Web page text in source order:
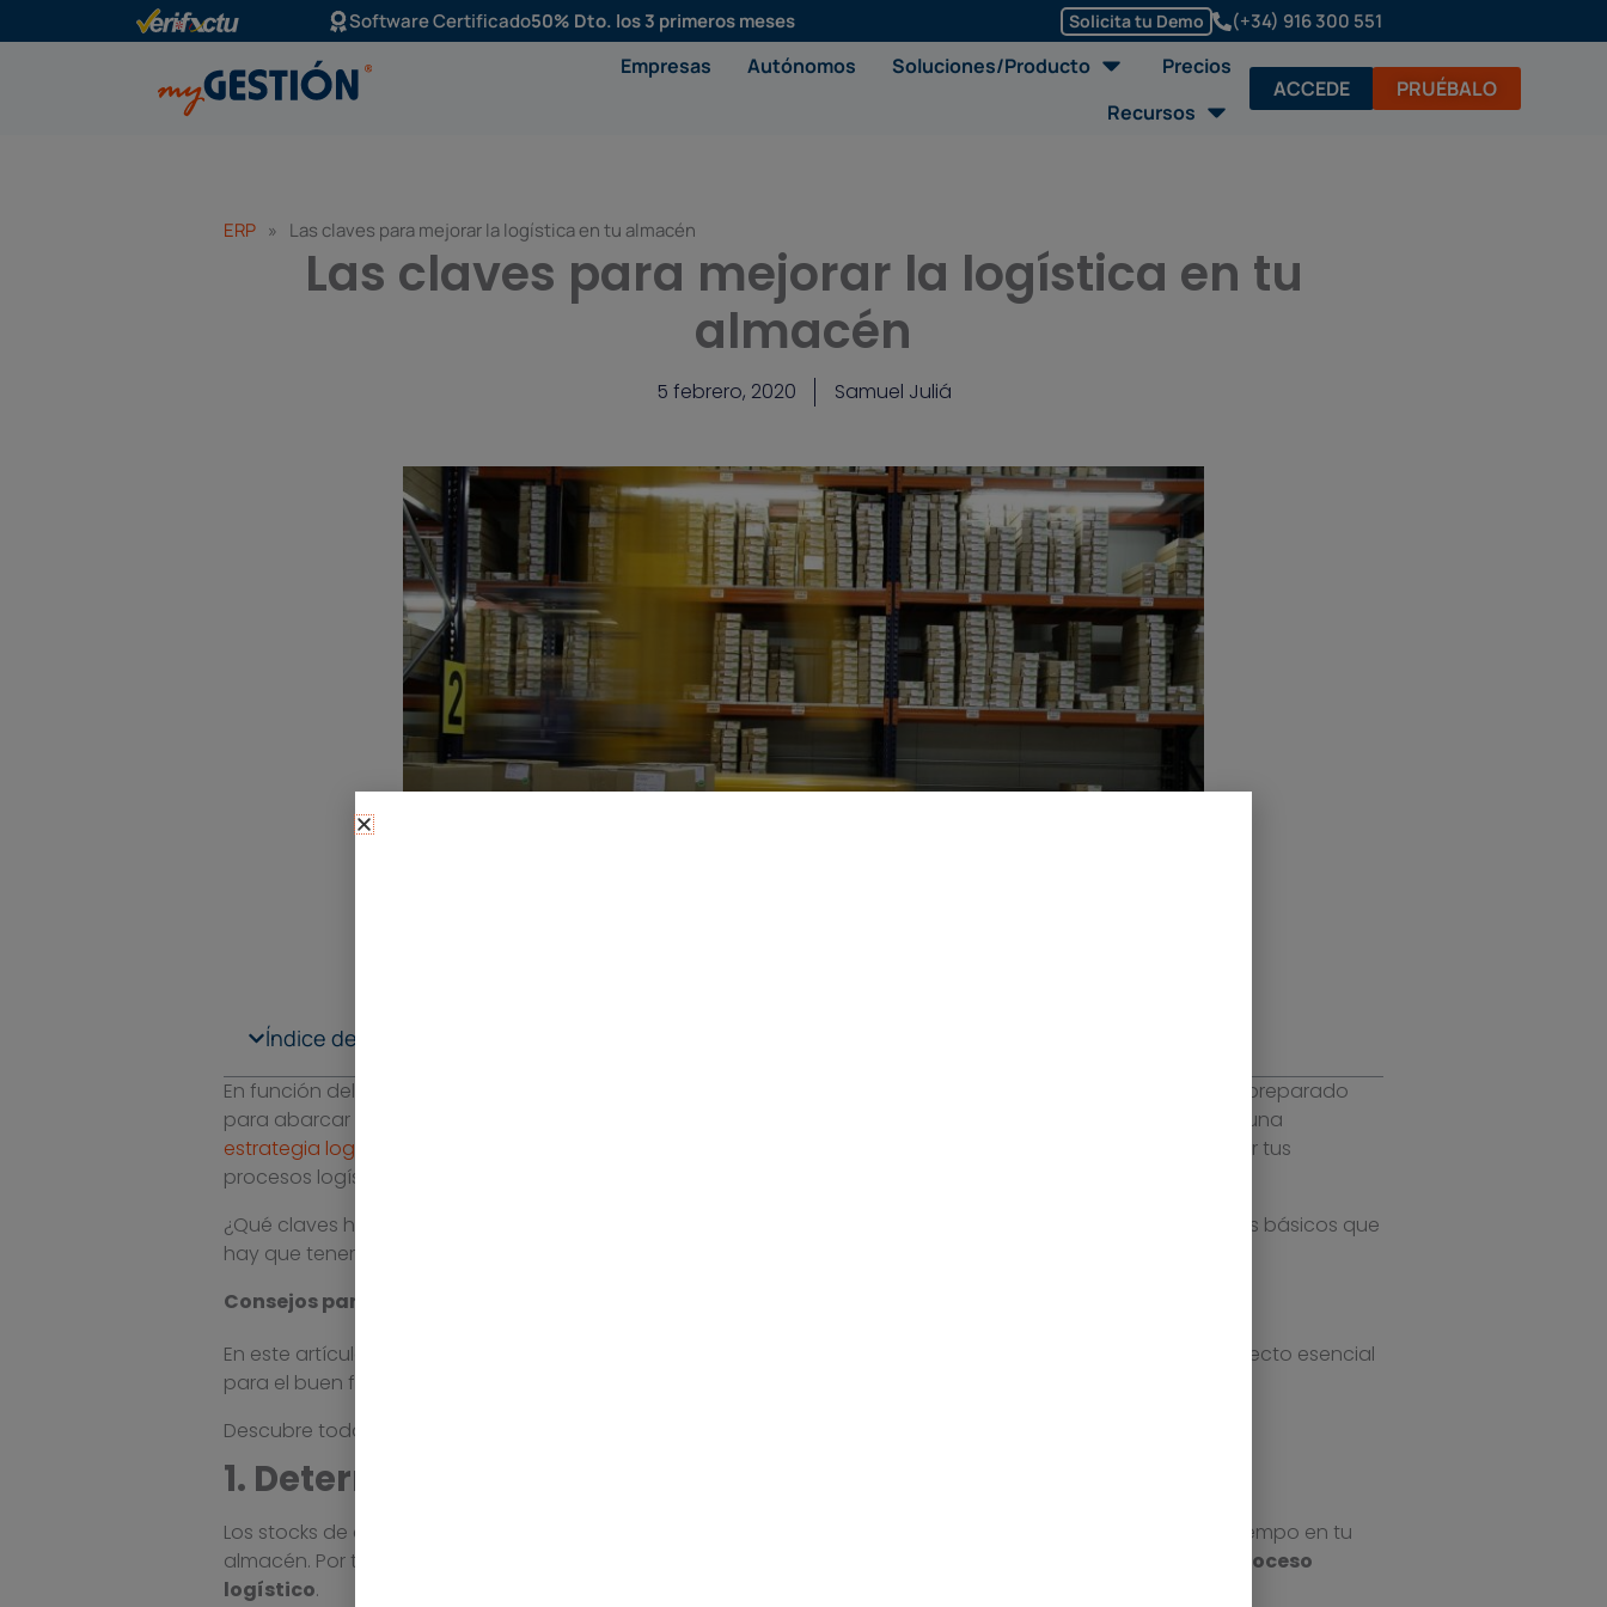
al
Software Certificado50% Dto. los 3 primeros meses Solicita tu Demo (+34) 916 300 551
Empresas Autónomos Soluciones/Producto Abrir Soluciones/Producto
Precios
Recursos Abrir Recursos
ACCEDE PRUÉBALO
ERP » Las claves para mejorar la logística en tu almacén
Las claves para mejorar la logística en tu
almacén
5 febrero, 2020 Samuel Juliá
Índice de contenidos
En función del número de pedidos que tengas al día, la
puede variar. Necesitas estar preparado
para abarcar el volumen de pedidos que tienes ahora mismo y que puedes tener en el futuro próximo. Llevar una
estrategia logística
racional te ayudará a evitar que un alto volumen de solicitudes acabe por hacer colapsar tus
procesos logísticos.
¿Qué claves hay que tener en cuenta para potenciar la
? ¿Cuáles son los elementos básicos que
hay que tener en cuenta?
Consejos para mejorar la logística de almacén
En este artículo te daremos las claves para que puedas mejorar la gestión de la logística de almacén, un aspecto esencial
para el buen funcionamiento de los procesos en tu negocio.
Descubre todas las características de nuestro módulo de
1. Determina los stocks de alta rotación
Los stocks de alta rotación son aquellos que se venden muy rápidamente. Es decir, no permanecen mucho tiempo en tu
almacén. Por tanto, siempre has de tenerlos en un lugar privilegiado para poder acelerar al máximo todo el
proceso
logístico.